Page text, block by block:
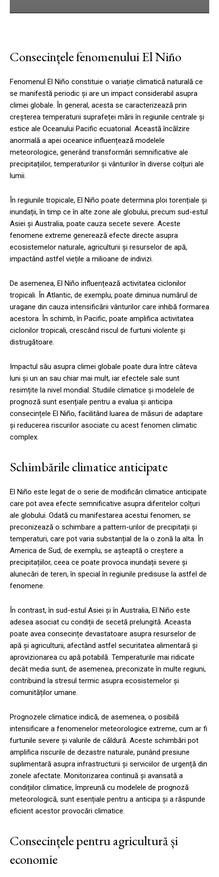
Consecințele fenomenului El Niño
Fenomenul El Niño constituie o variație climatică naturală ce
se manifestă periodic și are un impact considerabil asupra
climei globale. În general, acesta se caracterizează prin
creșterea temperaturii suprafeței mării în regiunile centrale și
estice ale Oceanului Pacific ecuatorial. Această încălzire
anormală a apei oceanice influențează modelele
meteorologice, generând transformări semnificative ale
precipitațiilor, temperaturilor și vânturilor în diverse colțuri ale
lumii.
În regiunile tropicale, El Niño poate determina ploi torențiale și
inundații, în timp ce în alte zone ale globului, precum sud-estul
Asiei și Australia, poate cauza secete severe. Aceste
fenomene extreme generează efecte directe asupra
ecosistemelor naturale, agriculturii și resurselor de apă,
impactând astfel viețile a milioane de indivizi.
De asemenea, El Niño influențează activitatea ciclonilor
tropicali. În Atlantic, de exemplu, poate diminua numărul de
uragane din cauza intensificării vânturilor care inhibă formarea
acestora. În schimb, în Pacific, poate amplifica activitatea
ciclonilor tropicali, crescând riscul de furtuni violente și
distrugătoare.
Impactul său asupra climei globale poate dura între câteva
luni și un an sau chiar mai mult, iar efectele sale sunt
resimțite la nivel mondial. Studiile climatice și modelele de
prognoză sunt esențiale pentru a evalua și anticipa
consecințele El Niño, facilitând luarea de măsuri de adaptare
și reducerea riscurilor asociate cu acest fenomen climatic
complex.
Schimbările climatice anticipate
El Niño este legat de o serie de modificări climatice anticipate
care pot avea efecte semnificative asupra diferitelor colțuri
ale globului. Odată cu manifestarea acestui fenomen, se
preconizează o schimbare a pattern-urilor de precipitații și
temperaturi, care pot varia substanțial de la o zonă la alta. În
America de Sud, de exemplu, se așteaptă o creștere a
precipitațiilor, ceea ce poate provoca inundații severe și
alunecări de teren, în special în regiunile predisuse la astfel de
fenomene.
În contrast, în sud-estul Asiei și în Australia, El Niño este
adesea asociat cu condiții de secetă prelungită. Aceasta
poate avea consecințe devastatoare asupra resurselor de
apă și agriculturii, afectând astfel securitatea alimentară și
aprovizionarea cu apă potabilă. Temperaturile mai ridicate
decât media sunt, de asemenea, preconizate în multe regiuni,
contribuind la stresul termic asupra ecosistemelor și
comunităților umane.
Prognozele climatice indică, de asemenea, o posibilă
intensificare a fenomenelor meteorologice extreme, cum ar fi
furtunile severe și valurile de căldură. Aceste schimbări pot
amplifica riscurile de dezastre naturale, punând presiune
suplimentară asupra infrastructurii și serviciilor de urgență din
zonele afectate. Monitorizarea continuă și avansată a
condițiilor climatice, împreună cu modelele de prognoză
meteorologică, sunt esențiale pentru a anticipa și a răspunde
eficient acestor provocări climatice.
Consecințele pentru agricultură și
economie